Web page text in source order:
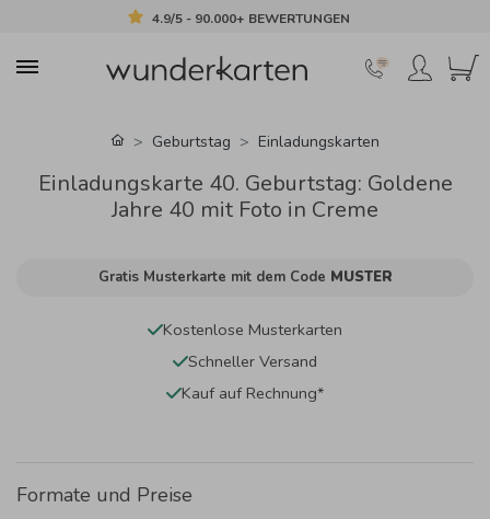
4.9/5 - 90.000+ BEWERTUNGEN
Geburtstag Einladungskarten
Einladungskarte 40. Geburtstag: Goldene
Jahre 40 mit Foto in Creme
Gratis Musterkarte mit dem Code MUSTER
Kostenlose Musterkarten
Schneller Versand
Kauf auf Rechnung*
Formate und Preise